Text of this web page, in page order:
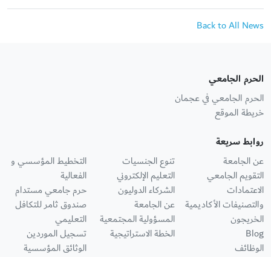
Back to All News
الحرم الجامعي
الحرم الجامعي في عجمان
خريطة الموقع
روابط سريعة
عن الجامعة
التقويم الجامعي
الاعتمادات
والتصنيفات الأكاديمية
الخريجون
Blog
الوظائف
تنوع الجنسيات
التعليم الإلكتروني
الشركاء الدوليون
عن الجامعة
المسؤولية المجتمعية
الخطة الاستراتيجية
التخطيط المؤسسي و
الفعالية
حرم جامعي مستدام
صندوق ثامر للتكافل
التعليمي
تسجيل الموردين
الوثائق المؤسسية